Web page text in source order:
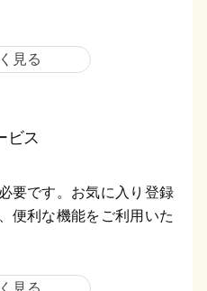
見る
ビス
要です。お気に入り登録
便利な機能をご利用いた
見る